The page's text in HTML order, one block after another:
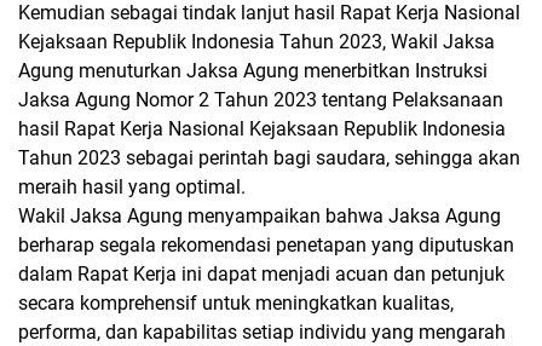
Kemudian sebagai tindak lanjut hasil Rapat Kerja Nasional
Kejaksaan Republik Indonesia Tahun 2023, Wakil Jaksa
Agung menuturkan Jaksa Agung menerbitkan Instruksi
Jaksa Agung Nomor 2 Tahun 2023 tentang Pelaksanaan
hasil Rapat Kerja Nasional Kejaksaan Republik Indonesia
Tahun 2023 sebagai perintah bagi saudara, sehingga akan
meraih hasil yang optimal.
Wakil Jaksa Agung menyampaikan bahwa Jaksa Agung
berharap segala rekomendasi penetapan yang diputuskan
dalam Rapat Kerja ini dapat menjadi acuan dan petunjuk
secara komprehensif untuk meningkatkan kualitas,
performa, dan kapabilitas setiap individu yang mengarah